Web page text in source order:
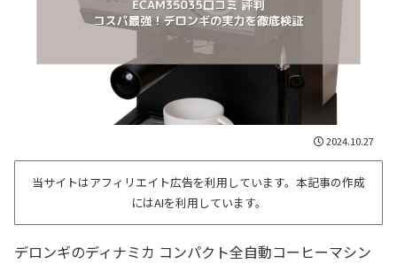
2024.10.27
当サイトはアフィリエイト広告を利用しています。本記事の作成
にはAIを利用しています。
デロンギのディナミカ コンパクト全自動コーヒーマシン